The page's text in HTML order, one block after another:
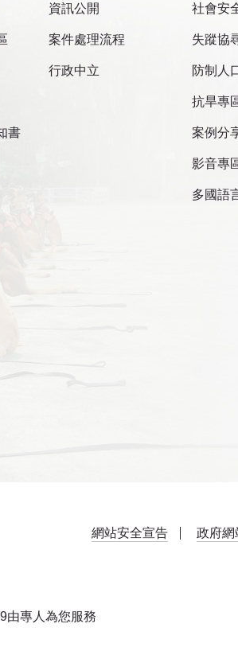
書
資訊公開
案件處理流程
行政中立
社會安
失蹤協
防制人
抗旱專
案例分
影音專
多國語
由專人為您服務
網站安全宣告 政府網